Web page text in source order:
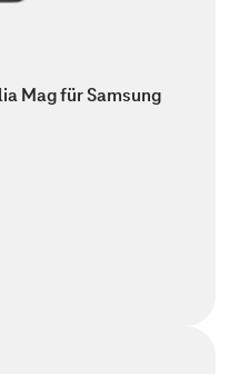
Mag für Samsung